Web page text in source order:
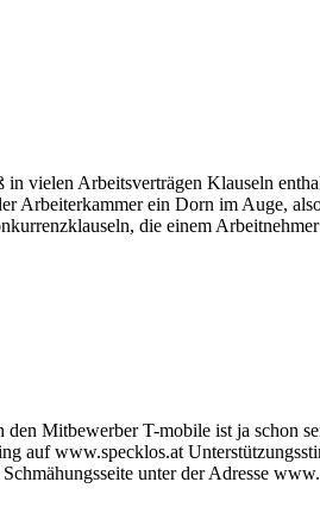
vielen Arbeitsverträgen Klauseln
Arbeiterkammer ein Dorn im Auge,
die einem
Mitbewerber T-mobile ist ja schon
auf www.specklos.at
unter der Adresse